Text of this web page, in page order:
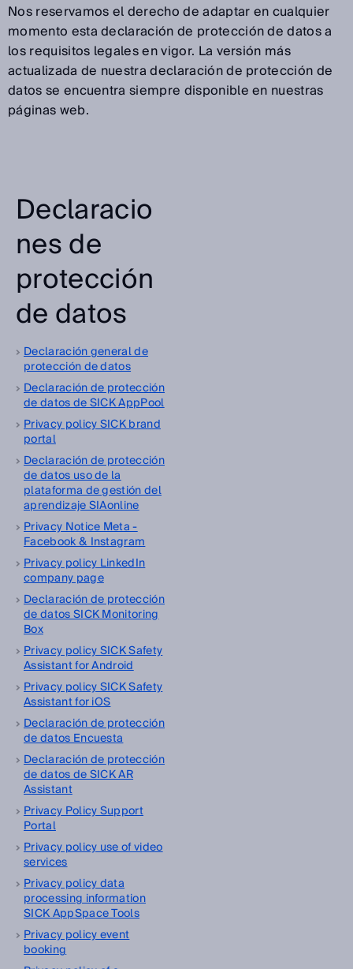
Nos reservamos el derecho de adaptar en cualquier
momento esta declaración de protección de datos a
los requisitos legales en vigor. La versión más
actualizada de nuestra declaración de protección de
datos se encuentra siempre disponible en nuestras
páginas web.
Declaracio
nes de
protección
de datos
Declaración general de
protección de datos
Declaración de protección
de datos de SICK AppPool
Privacy policy SICK brand
portal
Declaración de protección
de datos uso de la
plataforma de gestión del
aprendizaje SIAonline
Privacy Notice Meta -
Facebook & Instagram
Privacy policy LinkedIn
company page
Declaración de protección
de datos SICK Monitoring
Box
Privacy policy SICK Safety
Assistant for Android
Privacy policy SICK Safety
Assistant for iOS
Declaración de protección
de datos Encuesta
Declaración de protección
de datos de SICK AR
Assistant
Privacy Policy Support
Portal
Privacy policy use of video
services
Privacy policy data
processing information
SICK AppSpace Tools
Privacy policy event
booking